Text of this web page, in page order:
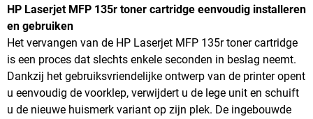
HP Laserjet MFP 135r toner cartridge eenvoudig installeren
en gebruiken
Het vervangen van de HP Laserjet MFP 135r toner cartridge
is een proces dat slechts enkele seconden in beslag neemt.
Dankzij het gebruiksvriendelijke ontwerp van de printer opent
u eenvoudig de voorklep, verwijdert u de lege unit en schuift
u de nieuwe huismerk variant op zijn plek. De ingebouwde